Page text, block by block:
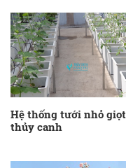
Hệ thống tưới nhỏ giọt
thủy canh